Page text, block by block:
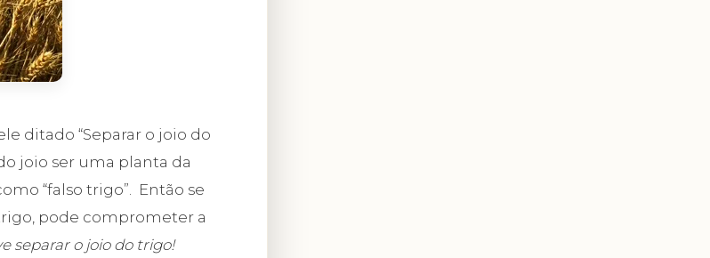
ditado “Separar o joio do
joio ser uma planta da
“falso trigo”. Então se
pode comprometer a
separar o joio do trigo!